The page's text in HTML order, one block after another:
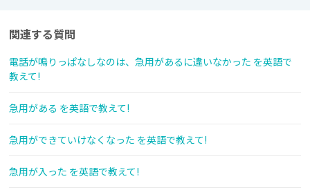
関連する質問
電話が鳴りっぱなしなのは、急用があるに違いなかった を英語で
教えて!
急用がある を英語で教えて!
急用ができていけなくなった を英語で教えて!
急用が入った を英語で教えて!